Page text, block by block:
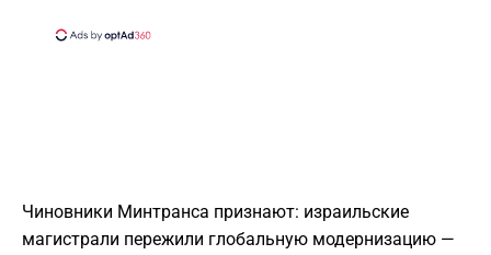
Чиновники Минтранса признают: израильские
магистрали пережили глобальную модернизацию —